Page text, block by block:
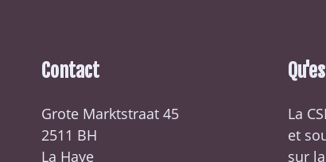
Contact
Grote Marktstraat 45
2511 BH
La Haye
La
et
sur